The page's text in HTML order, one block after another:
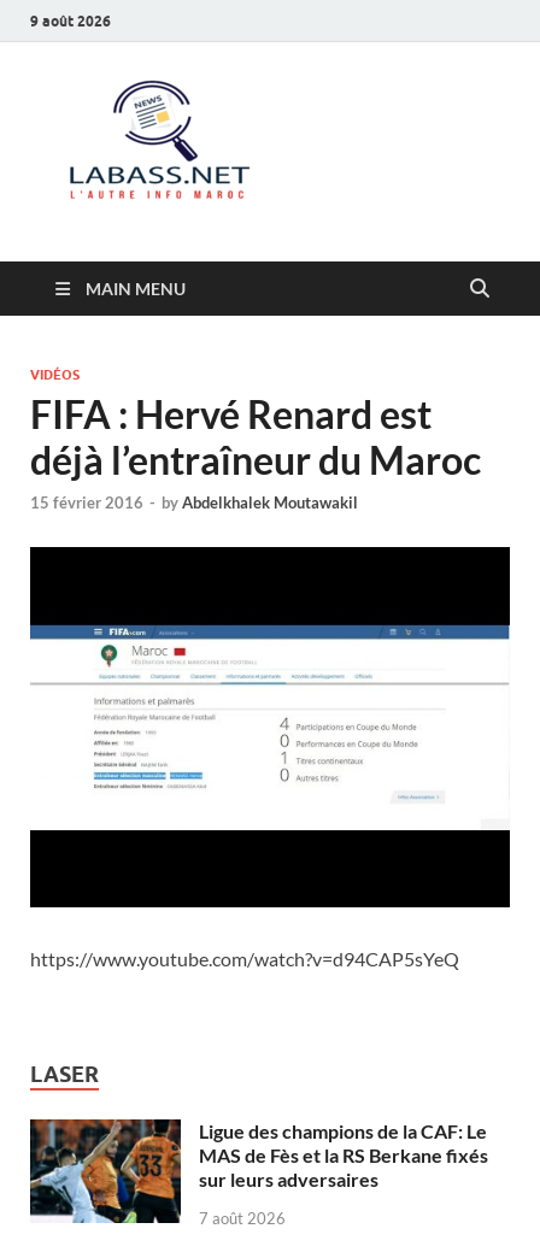
9 août 2026
MAIN MENU
VIDÉOS
FIFA : Hervé Renard est
déjà l’entraîneur du Maroc
15 février 2016 - byAbdelkhalek Moutawakil
https://www.youtube.com/watch?v=d94CAP5sYeQ
LASER
Ligue des champions de la CAF: Le
MAS de Fès et la RS Berkane fixés
sur leurs adversaires
7 août 2026